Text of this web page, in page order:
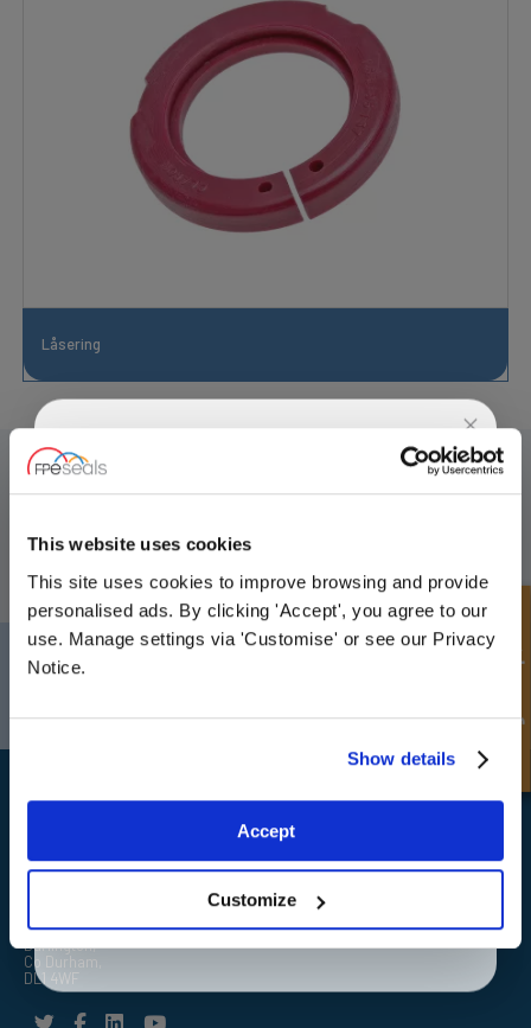
This website uses cookies
This site uses cookies to improve browsing and provide
personalised ads. By clicking 'Accept', you agree to our
use. Manage settings via 'Customise' or see our Privacy
Notice.
Show details
Accept
Customize
Låsering
MELD DEG PÅ VÅRT NYHETSBREV
Ikke glem å abonnere på vårt nyhetsbrev for å motta informasjon om
ABONNER
Darlington
Barrington Way,
Darlington,
Co Durham,
DL1 4WF
Hurtigforespørsel
UNLOCK10% OFF
YOURFIRST ORDER
Sign up for special offers and exclusive
deals
By entering your email address you are agreeing to our
privacy policy.